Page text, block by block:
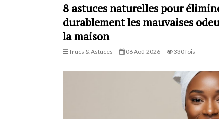
8 astuces naturelles pour
durablement les mauvaises
la maison
Trucs & Astuces 06 Aoû 2026 330 fois